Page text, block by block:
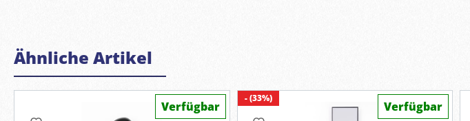
Ähnliche Artikel
Verfügbar
- (33%)
Verfügbar